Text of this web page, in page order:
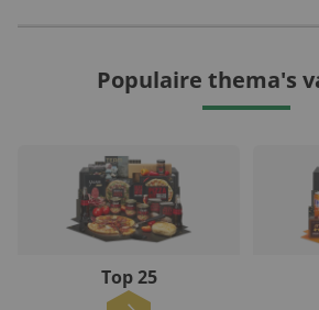
Populaire thema's
Top 25